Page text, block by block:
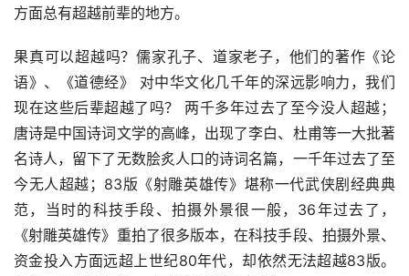
方面总有超越前辈的地方。
果真可以超越吗？儒家孔子、道家老子，他们的著作《论
语》、《道德经》 对中华文化几千年的深远影响力，我们
现在这些后辈超越了吗？ 两千多年过去了至今没人超越；
唐诗是中国诗词文学的高峰，出现了李白、杜甫等一大批著
名诗人，留下了无数脍炙人口的诗词名篇，一千年过去了至
今无人超越；83版《射雕英雄传》堪称一代武侠剧经典典
范，当时的科技手段、拍摄外景很一般，36年过去了，
《射雕英雄传》重拍了很多版本，在科技手段、拍摄外景、
资金投入方面远超上世纪80年代，却依然无法超越83版。